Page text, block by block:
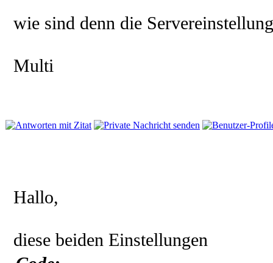
wie sind denn die
Multi
Hallo,
diese beiden Einstellungen